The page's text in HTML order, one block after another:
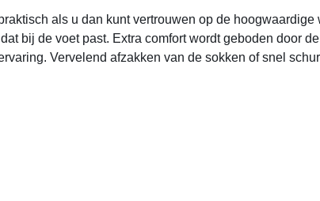
als u dan kunt vertrouwen op de hoogwaardige
bij de voet past. Extra comfort wordt geboden door
Vervelend afzakken van de sokken of snel